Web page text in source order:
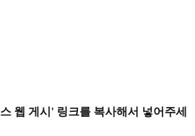
웹 게시' 링크를 복사해서 넣어주세